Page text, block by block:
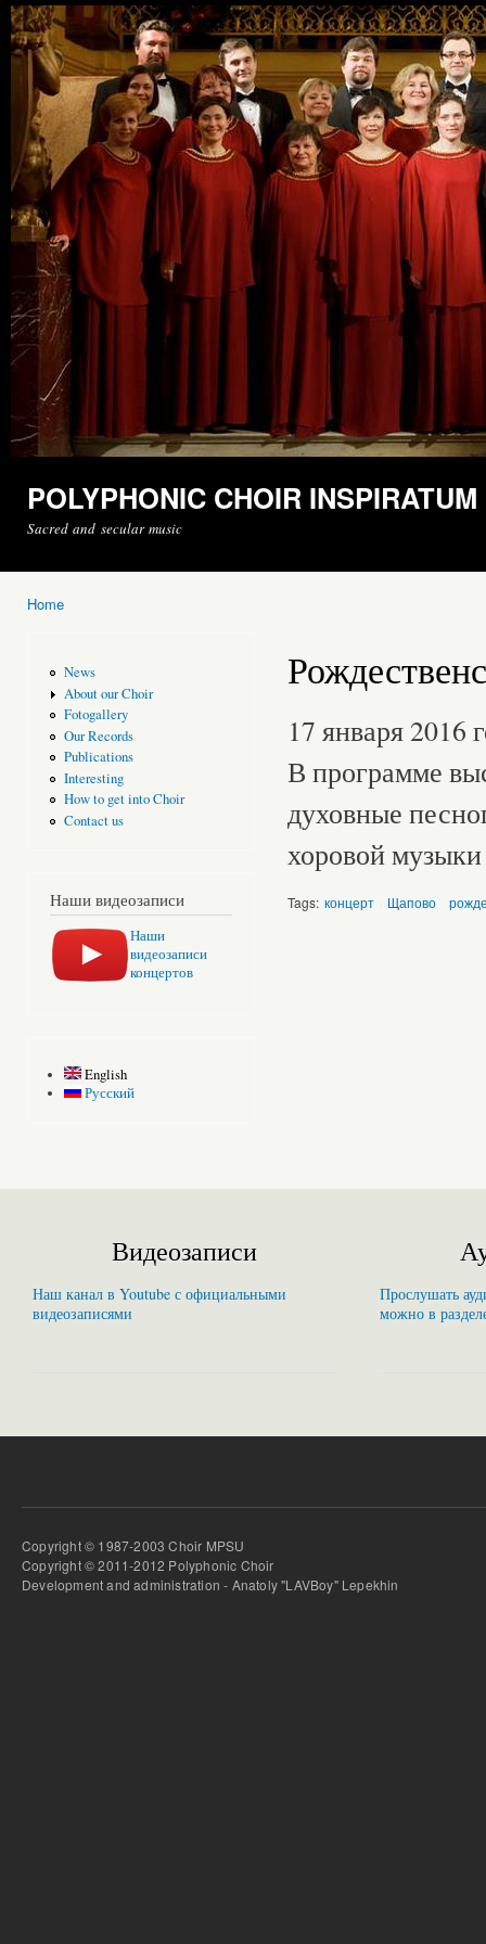
POLYPHONIC CHOIR INSPIRATUM
Sacred and secular music
Home
News
About our Choir
Fotogallery
Our Records
Publications
Interesting
How to get into Choir
Contact us
Наши видеозаписи
Наши
видеозаписи
концертов
English
Русский
17 января 2016
В программе
духовные
хоровой музыки
Tags: концерт Щапово
Видеозаписи
Наш канал в Youtube с официальными
видеозаписями
Прослушать
можно в
Copyright © 1987-2003 Choir MPSU
Copyright © 2011-2012 Polyphonic Choir
Development and administration - Anatoly "LAVBoy" Lepekhin